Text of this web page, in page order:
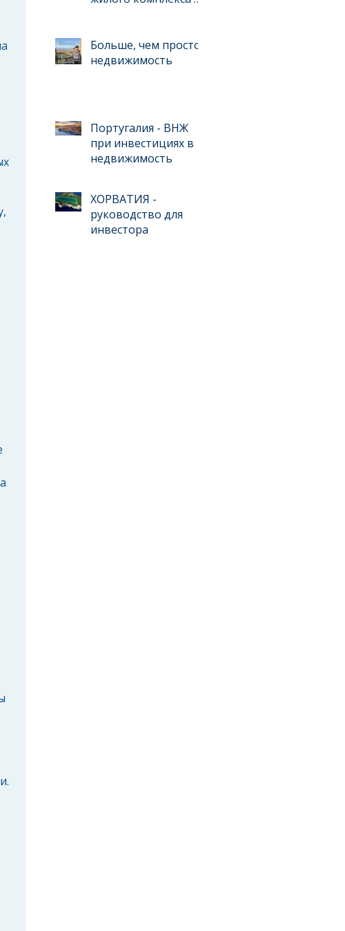
для инвестиций
Больше, чем просто
недвижимость
Португалия - ВНЖ
при инвестициях в
недвижимость
ХОРВАТИЯ -
руководство для
инвестора